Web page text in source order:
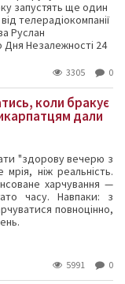
запустять ще один
телерадіокомпанії
Руслан
Дня Незалежності 24
3305 0
коли бракує
дали
"здорову вечерю з
ніж реальність.
харчування —
часу. Навпаки: з
повноцінно,
5991 0